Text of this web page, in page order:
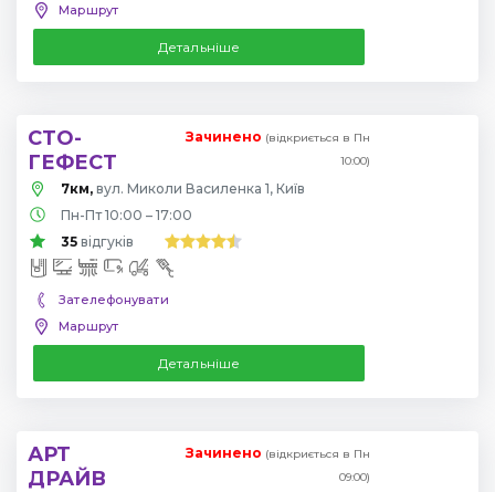
Маршрут
Детальніше
СТО-
ГЕФЕСТ
Зачинено (відкриється в Пн
10:00)
7км, вул. Миколи Василенка 1, Київ
Пн-Пт 10:00 – 17:00
35 відгуків
Зателефонувати
Маршрут
Детальніше
АРТ
ДРАЙВ
Зачинено (відкриється в Пн
09:00)